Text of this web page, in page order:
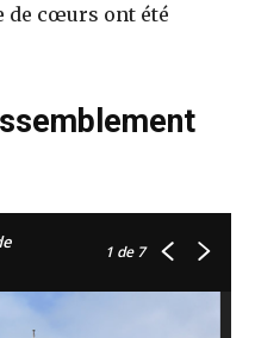
de cœurs ont été
1 de 7